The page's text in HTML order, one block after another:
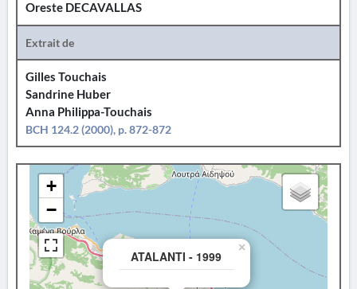
Oreste DECAVALLAS
Extrait de
Gilles Touchais
Sandrine Huber
Anna Philippa-Touchais
BCH 124.2 (2000), p. 872-872
ATALANTI - 1999
×
+
−